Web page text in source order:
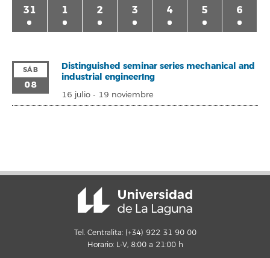
31 1 2 3 4 5 6
SÁB
08
Distinguished seminar series mechanical and
industrial engineerIng
16 julio- 19 noviembre
Tel. Centralita: (+34) 922 31 90 00
Horario: L-V, 8:00 a 21:00 h